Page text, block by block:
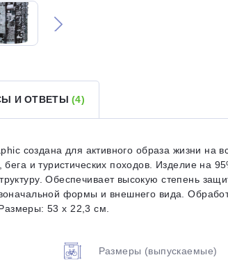
И ОТВЕТЫ(4)
создана для активного образа жизни на
и туристических походов. Изделие на
Обеспечивает высокую степень
формы и внешнего вида.
53 х 22,3 см.
Размеры (выпускаемые)
банка
Плайтом